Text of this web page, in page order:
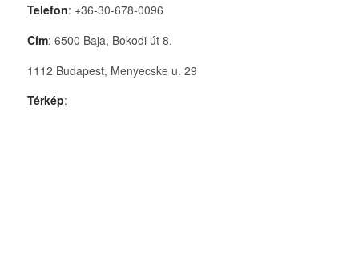
Telefon: +36-30-678-0096
Cím: 6500 Baja, Bokodi út 8.
1112 Budapest, Menyecske u. 29
Térkép: